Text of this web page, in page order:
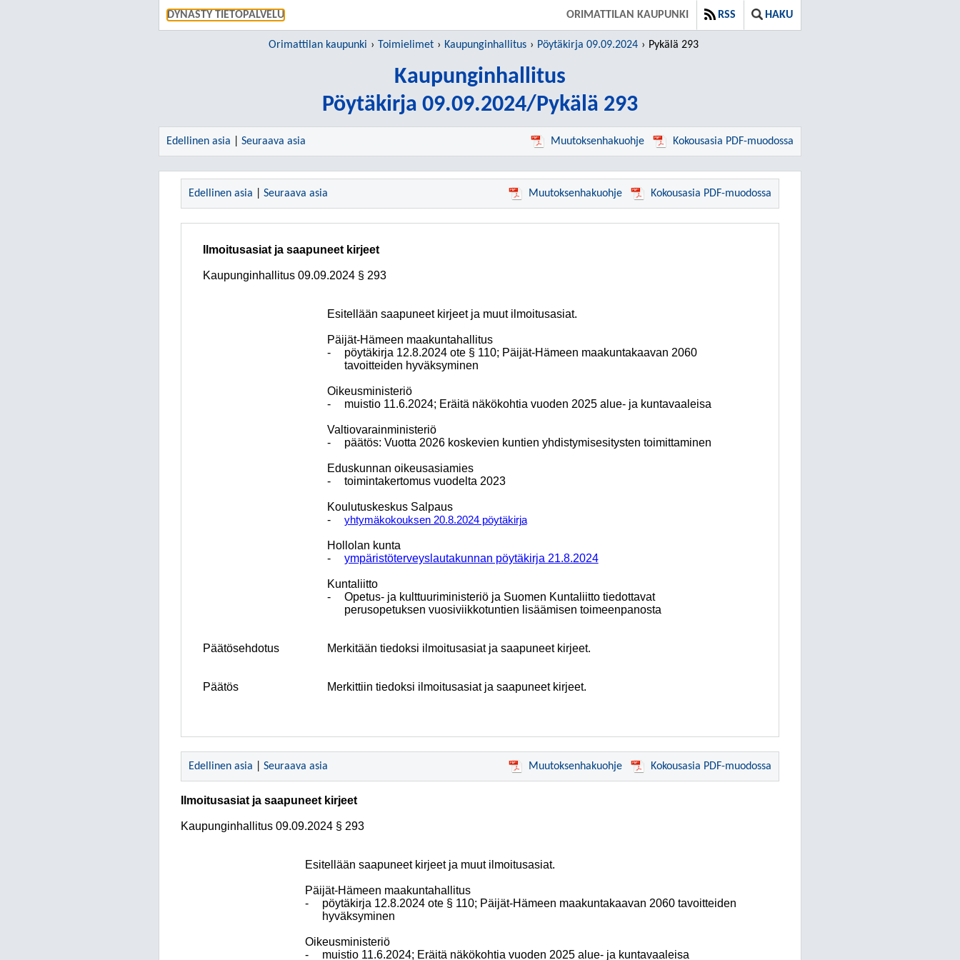
DYNASTY TIETOPALVELU ORIMATTILAN KAUPUNKI RSS HAKU
Orimattilan kaupunki Toimielimet Kaupunginhallitus Pöytäkirja 09.09.2024 Pykälä 293
Kaupunginhallitus
Pöytäkirja 09.09.2024/Pykälä 293
Edellinen asia Seuraava asia Muutoksenhakuohje Kokousasia PDF-muodossa
Edellinen asia Seuraava asia Muutoksenhakuohje Kokousasia PDF-muodossa
Ilmoitusasiat ja saapuneet kirjeet
Kaupunginhallitus 09.09.2024 § 293
Esitellään saapuneet kirjeet ja muut ilmoitusasiat.
Päijät-Hämeen maakuntahallitus
-
pöytäkirja 12.8.2024 ote § 110; Päijät-Hämeen maakuntakaavan 2060
tavoitteiden hyväksyminen
Oikeusministeriö
-
muistio 11.6.2024; Eräitä näkökohtia vuoden 2025 alue- ja kuntavaaleisa
Valtiovarainministeriö
-
päätös: Vuotta 2026 koskevien kuntien yhdistymisesitysten toimittaminen
Eduskunnan oikeusasiamies
-
toimintakertomus vuodelta 2023
Koulutuskeskus Salpaus
-
yhtymäkokouksen 20.8.2024 pöytäkirja
Hollolan kunta
-
ympäristöterveyslautakunnan pöytäkirja 21.8.2024
Kuntaliitto
-
Opetus- ja kulttuuriministeriö ja Suomen Kuntaliitto tiedottavat
perusopetuksen vuosiviikkotuntien lisäämisen toimeenpanosta
Päätösehdotus Merkitään tiedoksi ilmoitusasiat ja saapuneet kirjeet.
Päätös Merkittiin tiedoksi ilmoitusasiat ja saapuneet kirjeet.
Edellinen asia Seuraava asia Muutoksenhakuohje Kokousasia PDF-muodossa
Ilmoitusasiat ja saapuneet kirjeet
Kaupunginhallitus 09.09.2024 § 293
Esitellään saapuneet kirjeet ja muut ilmoitusasiat.
Päijät-Hämeen maakuntahallitus
-
pöytäkirja 12.8.2024 ote § 110; Päijät-Hämeen maakuntakaavan 2060 tavoitteiden
hyväksyminen
Oikeusministeriö
-
muistio 11.6.2024; Eräitä näkökohtia vuoden 2025 alue- ja kuntavaaleisa